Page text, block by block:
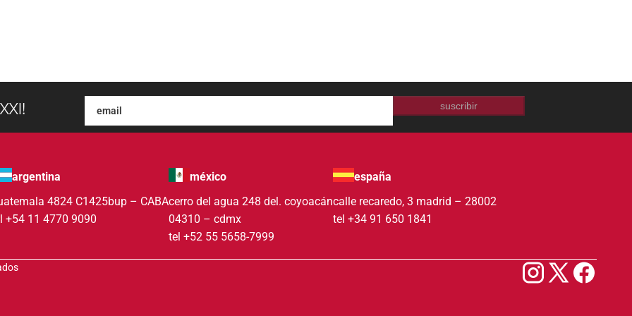
suscribir
argentina
4824 C1425bup – CABA
+54 11 4770 9090
méxico
cerro del agua 248 del. coyoacán
04310 – cdmx
tel +52 55 5658-7999
españa
calle recaredo, 3 madrid – 28002
tel +34 91 650 1841